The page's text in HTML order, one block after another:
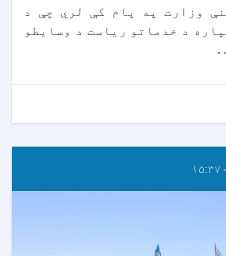
وزارت په پام کې لري چې د
لپاره د خدماتو ریاست د وسایطو
.